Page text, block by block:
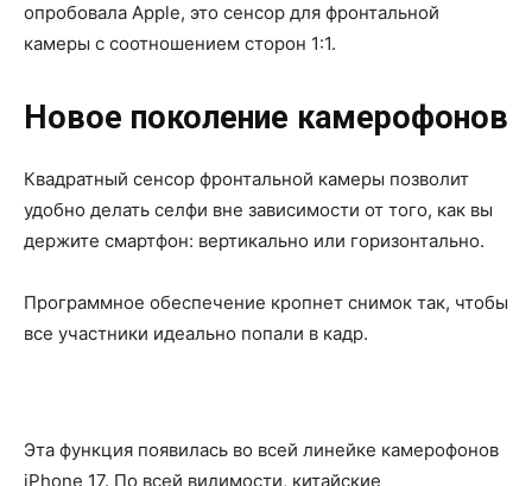
опробовала Apple, это сенсор для фронтальной
камеры с соотношением сторон 1:1.
Новое поколение камерофонов
Квадратный сенсор фронтальной камеры позволит
удобно делать селфи вне зависимости от того, как вы
держите смартфон: вертикально или горизонтально.
Программное обеспечение кропнет снимок так, чтобы
все участники идеально попали в кадр.
Эта функция появилась во всей линейке камерофонов
iPhone 17. По всей видимости, китайские